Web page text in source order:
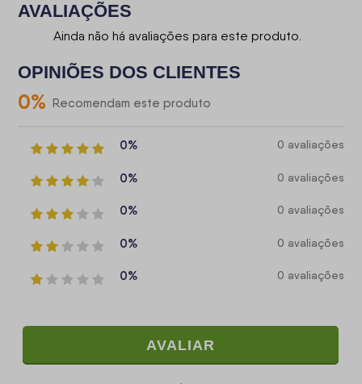
AVALIAÇÕES
Ainda não há avaliações para este produto.
OPINIÕES DOS CLIENTES
0% Recomendam este produto
0% 0 avaliações
0% 0 avaliações
0% 0 avaliações
0% 0 avaliações
0% 0 avaliações
AVALIAR